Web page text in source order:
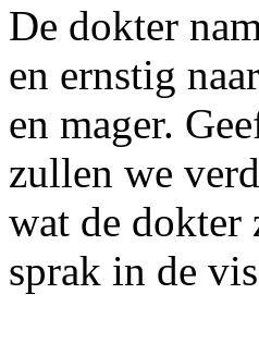
De dokter
en ernstig
en mager.
zullen we
wat de dokter
sprak in de